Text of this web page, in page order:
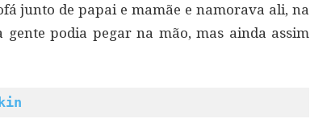
junto de papai e mamãe e namorava ali, na
podia pegar na mão, mas ainda assim